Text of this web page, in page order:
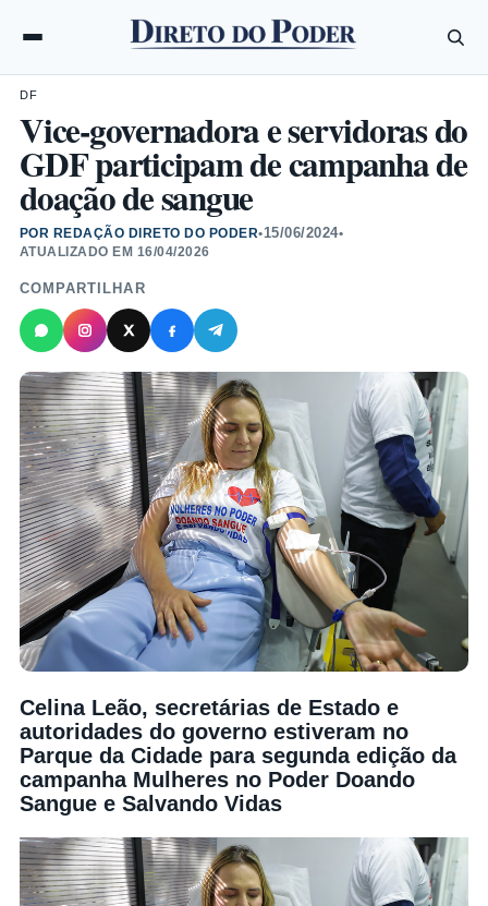
DF
Vice-governadora e servidoras do
GDF participam de campanha de
doação de sangue
POR REDAÇÃO DIRETO DO PODER•15/06/2024•
ATUALIZADO EM 16/04/2026
COMPARTILHAR
Celina Leão, secretárias de Estado e
autoridades do governo estiveram no
Parque da Cidade para segunda edição da
campanha Mulheres no Poder Doando
Sangue e Salvando Vidas